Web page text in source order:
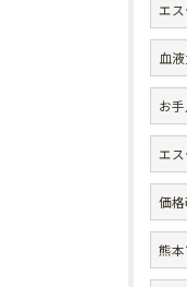
エ
血
お
エ
価
熊